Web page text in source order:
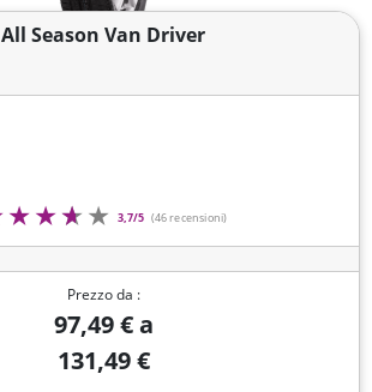
All Season Van Driver
3,7/5 (46 recensioni)
Prezzo da :
97,49 € a
131,49 €